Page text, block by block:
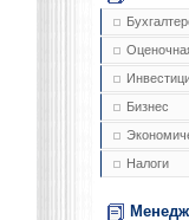
Бизнес
Налоги